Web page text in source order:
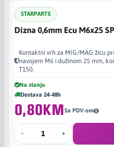
STARPARTS
Dizna 0,6mm Ecu M6x25
Kontaktni vrh za MIG/MAG žicu
navojem M6 i dužinom 25 mm,
T150.
Na stanju
Dostava 24-48h
0,80KMSa PDV-om
- +